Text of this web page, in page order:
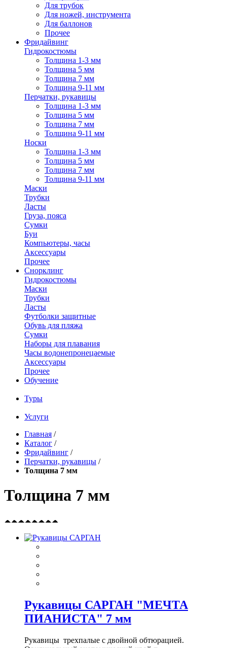
Для трубок
Для ножей, инструмента
Для баллонов
Прочее
Фридайвинг
Гидрокостюмы
Толщина 1-3 мм
Толщина 5 мм
Толщина 7 мм
Толщина 9-11 мм
Перчатки, рукавицы
Толщина 1-3 мм
Толщина 5 мм
Толщина 7 мм
Толщина 9-11 мм
Носки
Толщина 1-3 мм
Толщина 5 мм
Толщина 7 мм
Толщина 9-11 мм
Маски
Трубки
Ласты
Груза, пояса
Сумки
Буи
Компьютеры, часы
Аксессуары
Прочее
Снорклинг
Гидрокостюмы
Маски
Трубки
Ласты
Футболки защитные
Обувь для пляжа
Сумки
Наборы для плавания
Часы водонепронецаемые
Аксессуары
Прочее
Обучение
Туры
Услуги
Главная /
Каталог /
Фридайвинг /
Перчатки, рукавицы /
Толщина 7 мм
Толщина 7 мм
Рукавицы САРГАН "МЕЧТА
ПИАНИСТА" 7 мм
Рукавицы трехпалые с двойной обтюрацией.